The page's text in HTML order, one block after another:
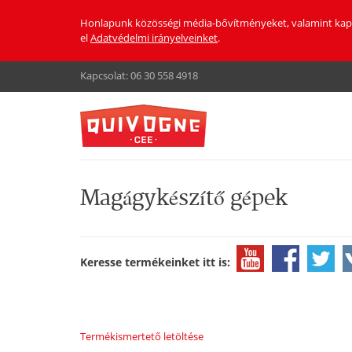
Honlapunk közösségi média-bővítményeket, valamint
elAdatvédelmi irányelveinket.
Kapcsolat:06 30 558 4918
Magágykészítő gépek
Keresse termékeinket itt is:
Termékismertető letöltése